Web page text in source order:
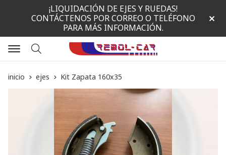
¡LIQUIDACIÓN DE EJES Y RUEDAS!
CONTÁCTENOS POR CORREO O TELÉFONO
PARA MÁS INFORMACIÓN.
Buscar
inicio ejes Kit Zapata 160x35